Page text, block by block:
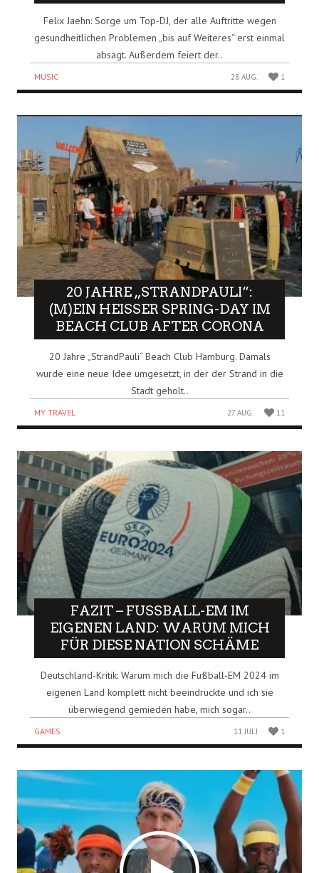
Felix Jaehn: Sorge um Top-DJ, der alle Auftritte wegen
gesundheitlichen Problemen „bis auf Weiteres“ erst einmal
absagt. Außerdem feiert der..
MUSIC 28 AUG. 1
20 JAHRE „STRANDPAULI“:
(M)EIN HEISSER SPRING-DAY IM B
EACH CLUB AFTER CORONA
20 Jahre „StrandPauli“ Beach Club Hamburg. Damals
wurde eine neue Idee umgesetzt, in der der Strand in die
Stadt geholt..
MY TRAVEL 27 AUG. 11
FAZIT – FUSSBALL-EM IM E
IGENEN LAND: WARUM MICH F
ÜR DIESE NATION SCHÄME
Deutschland-Kritik: Warum mich die Fußball-EM 2024 im
eigenen Land komplett nicht beeindruckte und ich sie
überwiegend gemieden habe, mich sogar..
GAMES 11 JULI 1